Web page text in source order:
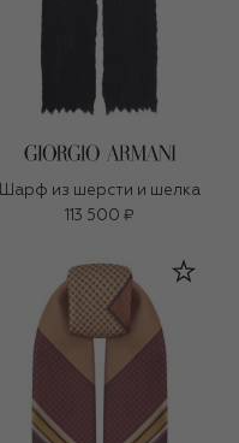
Шарф из шерсти и шелка
113 500 ₽